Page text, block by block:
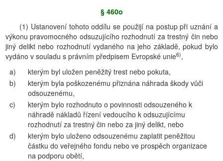
§ 460o
(1) Ustanovení tohoto oddílu se použijí na postup při uznání a
výkonu pravomocného odsuzujícího rozhodnutí za trestný čin nebo
jiný delikt nebo rozhodnutí vydaného na jeho základě, pokud bylo
vydáno v souladu s právním předpisem Evropské unie6),
a)
kterým byl uložen peněžitý trest nebo pokuta,
b)
kterým byla poškozenému přiznána náhrada škody vůči
odsouzenému,
c)
kterým bylo rozhodnuto o povinnosti odsouzeného k
náhradě nákladů řízení vedoucího k odsuzujícímu
rozhodnutí za trestný čin nebo za jiný delikt, nebo
d)
kterým bylo uloženo odsouzenému zaplatit peněžitou
částku do veřejného fondu nebo ve prospěch organizace
na podporu obětí,